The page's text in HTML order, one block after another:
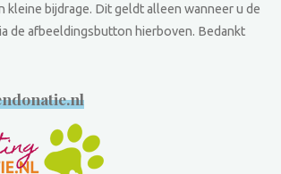
kleine bijdrage. Dit geldt alleen wanneer u de
de afbeeldingsbutton hierboven. Bedankt